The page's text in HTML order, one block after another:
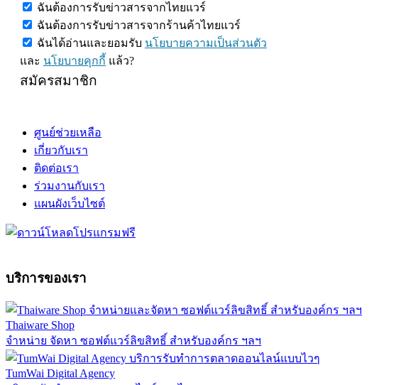
ฉันต้องการรับข่าวสารจากไทยแวร์
ฉันต้องการรับข่าวสารจากร้านค้าไทยแวร์
ฉันได้อ่านและยอมรับ นโยบายความเป็นส่วนตัว
และ นโยบายคุกกี้ แล้ว?
สมัครสมาชิก
ศูนย์ช่วยเหลือ
เกี่ยวกับเรา
ติดต่อเรา
ร่วมงานกับเรา
แผนผังเว็บไซต์
บริการของเรา
Thaiware Shop
จำหน่าย จัดหา ซอฟต์แวร์ลิขสิทธิ์ สำหรับองค์กร ฯลฯ
TumWai Digital Agency